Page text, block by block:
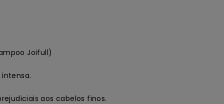
Joifull)
aos cabelos finos.